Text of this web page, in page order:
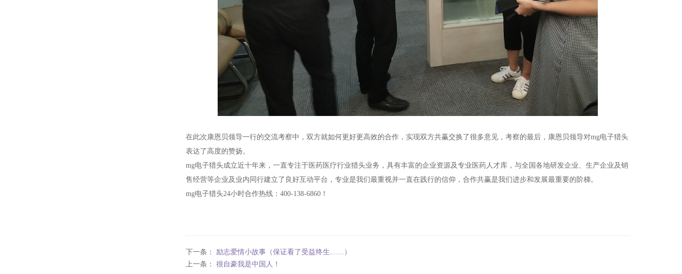
在此次康恩贝领导一行的交流考察中，双方就如何更好更高效的合作，实现双方共赢交换了很多意见，考察的最后，康恩贝领导对mg电子猎头
表达了高度的赞扬。
mg电子猎头成立近十年来，一直专注于医药医疗行业猎头业务，具有丰富的企业资源及专业医药人才库，与全国各地研发企业、生产企业及销
售经营等企业及业内同行建立了良好互动平台，专业是我们最重视并一直在践行的信仰，合作共赢是我们进步和发展最重要的阶梯。
mg电子猎头24小时合作热线：400-138-6860！
下一条： 励志爱情小故事（保证看了受益终生.......）
上一条： 很自豪我是中国人！